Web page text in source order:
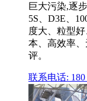
巨大污染,逐
5S、D3E、
度大、粒型
本、高效率
评。
联系电话: 180